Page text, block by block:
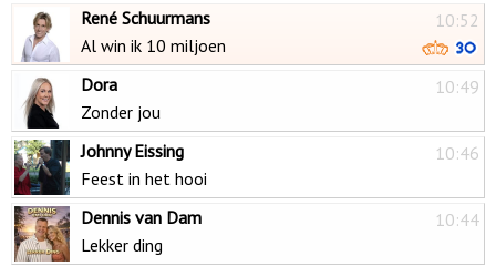
10:52
René Schuurmans
Al win ik 10 miljoen
10:49
Dora
Zonder jou
10:46
Johnny Eissing
Feest in het hooi
10:44
Dennis van Dam
Lekker ding